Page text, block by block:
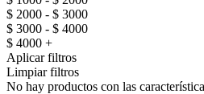
$ 2000 - $ 3000
$ 3000 - $ 4000
$ 4000 +
Aplicar filtros
Limpiar filtros
No hay productos con las